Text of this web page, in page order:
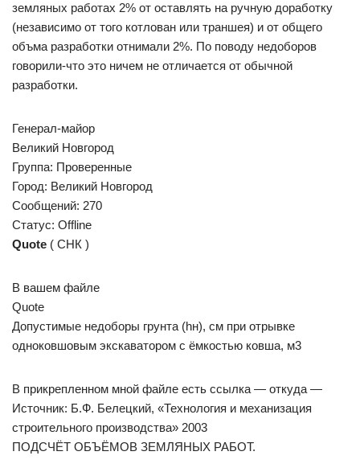
земляных работах 2% от оставлять на ручную доработку
(независимо от того котлован или траншея) и от общего
объма разработки отнимали 2%. По поводу недоборов
говорили-что это ничем не отличается от обычной
разработки.
Генерал-майор
Великий Новгород
Группа: Проверенные
Город: Великий Новгород
Сообщений: 270
Статус: Offline
Quote ( СНК )
В вашем файле
Quote
Допустимые недоборы грунта (hн), см при отрывке
одноковшовым экскаватором с ёмкостью ковша, м3
В прикрепленном мной файле есть ссылка — откуда —
Источник: Б.Ф. Белецкий, «Технология и механизация
строительного производства» 2003
ПОДСЧЁТ ОБЪЁМОВ ЗЕМЛЯНЫХ РАБОТ.